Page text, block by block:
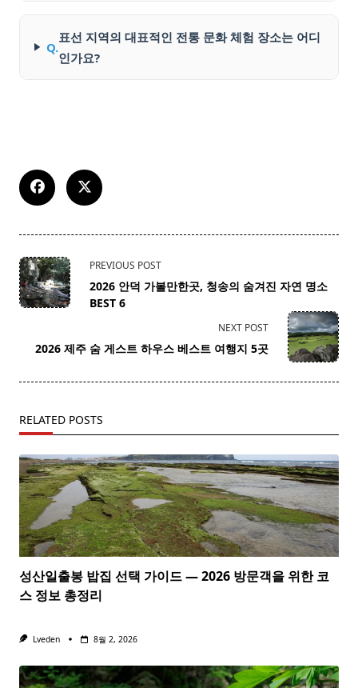
Q.
표선 지역의 대표적인 전통 문화 체험 장소는 어디
인가요?
<span
class="nav-
subtitle
text">Page</span>
PREVIOUS POST
2026 안덕 가볼만한곳, 청송의 숨겨진 자연 명소
BEST 6
NEXT POST
2026 제주 숨 게스트 하우스 베스트 여행지 5곳
RELATED POSTS
성산일출봉 밥집 선택 가이드 — 2026 방문객을 위한 코
스 정보 총정리
Lveden 8월 2, 2026